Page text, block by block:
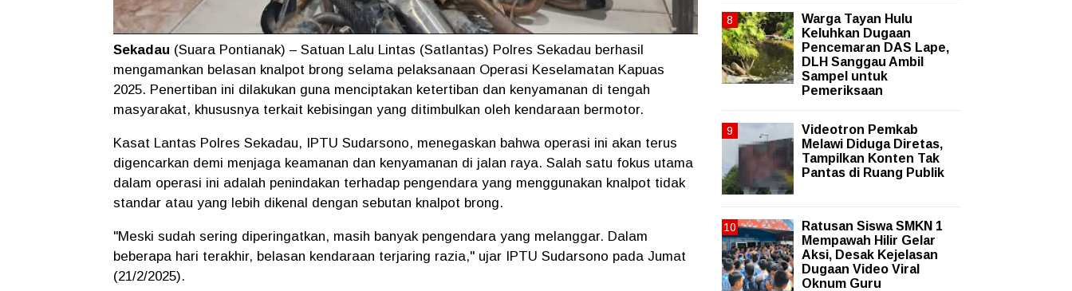
Sekadau (Suara Pontianak) – Satuan Lalu Lintas (Satlantas) Polres Sekadau berhasil
mengamankan belasan knalpot brong selama pelaksanaan Operasi Keselamatan Kapuas
2025. Penertiban ini dilakukan guna menciptakan ketertiban dan kenyamanan di tengah
masyarakat, khususnya terkait kebisingan yang ditimbulkan oleh kendaraan bermotor.
Kasat Lantas Polres Sekadau, IPTU Sudarsono, menegaskan bahwa operasi ini akan terus
digencarkan demi menjaga keamanan dan kenyamanan di jalan raya. Salah satu fokus utama
dalam operasi ini adalah penindakan terhadap pengendara yang menggunakan knalpot tidak
standar atau yang lebih dikenal dengan sebutan knalpot brong.
"Meski sudah sering diperingatkan, masih banyak pengendara yang melanggar. Dalam
beberapa hari terakhir, belasan kendaraan terjaring razia," ujar IPTU Sudarsono pada Jumat
(21/2/2025).
Warga Tayan Hulu
Keluhkan Dugaan
Pencemaran DAS Lape,
DLH Sanggau Ambil
Sampel untuk
Pemeriksaan
Videotron Pemkab
Melawi Diduga Diretas,
Tampilkan Konten Tak
Pantas di Ruang Publik
Ratusan Siswa SMKN 1
Mempawah Hilir Gelar
Aksi, Desak Kejelasan
Dugaan Video Viral
Oknum Guru